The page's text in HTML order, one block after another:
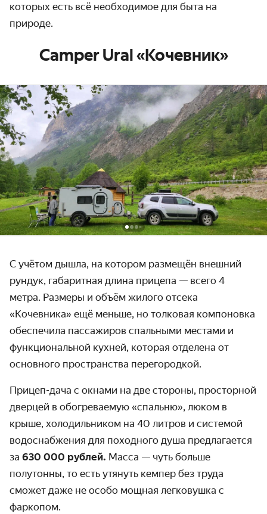
которых есть всё необходимое для быта на
природе.
Camper Ural «Кочевник»
С учётом дышла, на котором размещён внешний
рундук, габаритная длина прицепа — всего 4
метра. Размеры и объём жилого отсека
«Кочевника» ещё меньше, но толковая компоновка
обеспечила пассажиров спальными местами и
функциональной кухней, которая отделена от
основного пространства перегородкой.
Прицеп-дача с окнами на две стороны, просторной
дверцей в обогреваемую «спальню», люком в
крыше, холодильником на 40 литров и системой
водоснабжения для походного душа предлагается
за 630 000 рублей. Масса — чуть больше
полутонны, то есть утянуть кемпер без труда
сможет даже не особо мощная легковушка с
фаркопом.